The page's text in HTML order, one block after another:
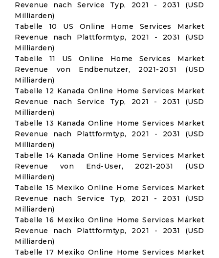
Revenue nach Service Typ, 2021 - 2031 (USD
Milliarden)
Tabelle 10 US Online Home Services Market
Revenue nach Plattformtyp, 2021 - 2031 (USD
Milliarden)
Tabelle 11 US Online Home Services Market
Revenue von Endbenutzer, 2021-2031 (USD
Milliarden)
Tabelle 12 Kanada Online Home Services Market
Revenue nach Service Typ, 2021 - 2031 (USD
Milliarden)
Tabelle 13 Kanada Online Home Services Market
Revenue nach Plattformtyp, 2021 - 2031 (USD
Milliarden)
Tabelle 14 Kanada Online Home Services Market
Revenue von End-User, 2021-2031 (USD
Milliarden)
Tabelle 15 Mexiko Online Home Services Market
Revenue nach Service Typ, 2021 - 2031 (USD
Milliarden)
Tabelle 16 Mexiko Online Home Services Market
Revenue nach Plattformtyp, 2021 - 2031 (USD
Milliarden)
Tabelle 17 Mexiko Online Home Services Market